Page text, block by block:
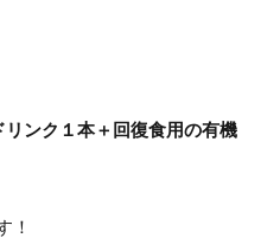
リンク１本＋回復食用の有機
！